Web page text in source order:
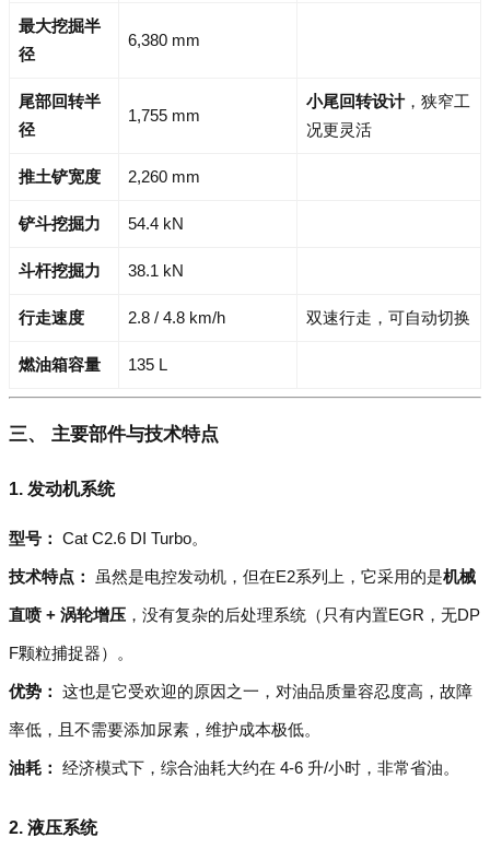
最大挖掘半
径
6,380 mm
尾部回转半
径
1,755 mm
小尾回转设计，狭窄工
况更灵活
推土铲宽度 2,260 mm
铲斗挖掘力 54.4 kN
斗杆挖掘力 38.1 kN
行走速度 2.8 / 4.8 km/h 双速行走，可自动切换
燃油箱容量 135 L
三、 主要部件与技术特点
1. 发动机系统
型号： Cat C2.6 DI Turbo。
技术特点： 虽然是电控发动机，但在E2系列上，它采用的是机械
直喷 + 涡轮增压 ，没有复杂的后处理系统（只有内置EGR，无DP
F颗粒捕捉器）。
优势： 这也是它受欢迎的原因之一，对油品质量容忍度高，故障
率低，且不需要添加尿素，维护成本极低。
油耗： 经济模式下，综合油耗大约在 4-6 升/小时，非常省油。
2. 液压系统